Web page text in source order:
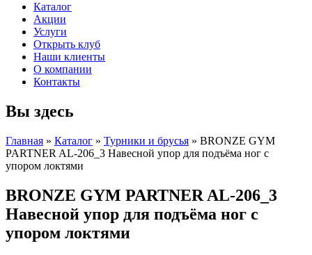
Каталог
Акции
Услуги
Открыть клуб
Наши клиенты
О компании
Контакты
Вы здесь
Главная » Каталог » Турники и брусья » BRONZE GYM
PARTNER AL-206_3 Навесной упор для подъёма ног с
упором локтями
BRONZE GYM PARTNER AL-206_3
Навесной упор для подъёма ног с
упором локтями